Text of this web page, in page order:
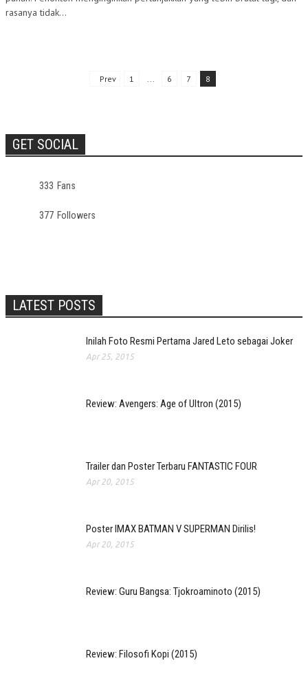
rasanya tidak...
Prev 1 ... 6 7 8
GET SOCIAL
333 Fans
377 Followers
LATEST POSTS
Inilah Foto Resmi Pertama Jared Leto sebagai Joker
Apr 25, 2015
Review: Avengers: Age of Ultron (2015)
Trailer dan Poster Terbaru FANTASTIC FOUR
Apr 20, 2015
Poster IMAX BATMAN V SUPERMAN Dirilis!
Apr 20, 2015
Review: Guru Bangsa: Tjokroaminoto (2015)
Review: Filosofi Kopi (2015)